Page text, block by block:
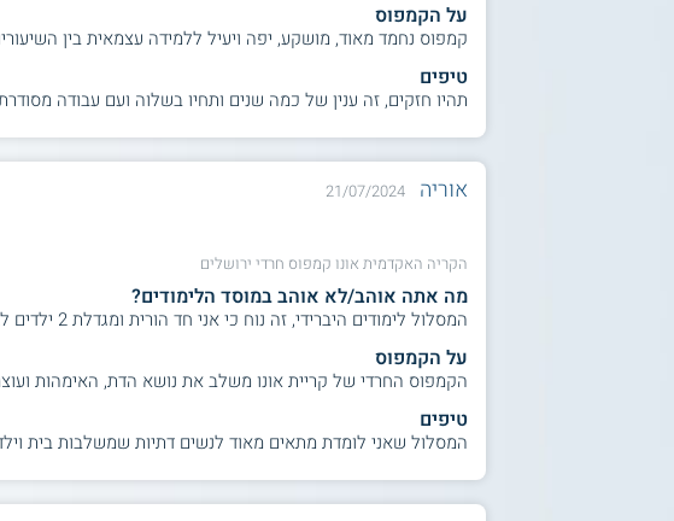
על הקמפוס
קמפוס נחמד מאוד, מושקע, יפה ויעיל ללמידה עצמאית בין
טיפים
תהיו חזקים, זה ענין של כמה שנים ותחיו בשלוה ועם עבודה
אוריה 21/07/2024
הקריה האקדמית אונו קמפוס חרדי ירושלים
מה אתה אוהב/לא אוהב במוסד הלימודים?
המסלול לימודים היברידי, זה נוח כי אני חד הורית ומגדלת 2 ילדים לבד
על הקמפוס
הקמפוס החרדי של קריית אונו משלב את נושא הדת, האימהות
טיפים
המסלול שאני לומדת מתאים מאוד לנשים דתיות שמשלבות בית